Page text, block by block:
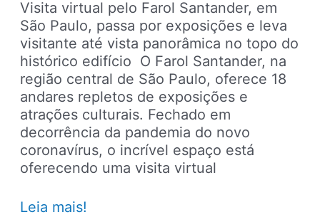
Visita virtual pelo Farol Santander, em
São Paulo, passa por exposições e leva
visitante até vista panorâmica no topo do
histórico edifício O Farol Santander, na
região central de São Paulo, oferece 18
andares repletos de exposições e
atrações culturais. Fechado em
decorrência da pandemia do novo
coronavírus, o incrível espaço está
oferecendo uma visita virtual
Faça
Leia mais!